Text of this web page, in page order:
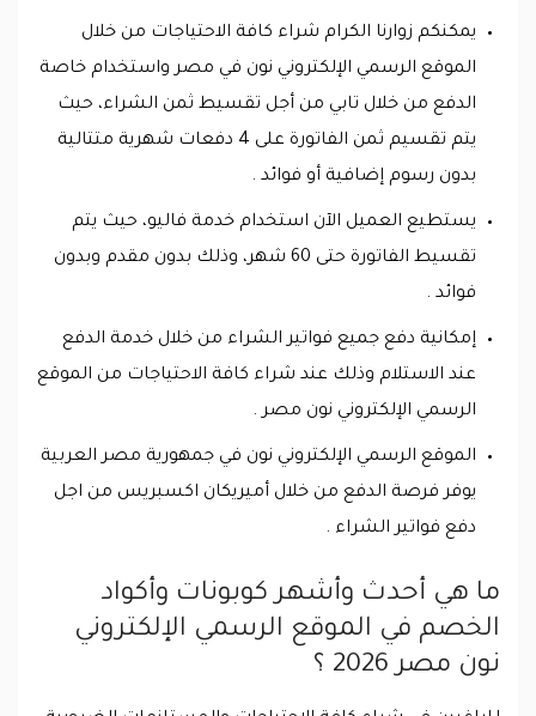
يمكنكم زوارنا الكرام شراء كافة الاحتياجات من خلال
الموقع الرسمي الإلكتروني نون في مصر واستخدام خاصة
الدفع من خلال تابي من أجل تقسيط ثمن الشراء، حيث
يتم تقسيم ثمن الفاتورة على 4 دفعات شهرية متتالية
بدون رسوم إضافية أو فوائد .
يستطيع العميل الآن استخدام خدمة فاليو، حيث يتم
تقسيط الفاتورة حتى 60 شهر، وذلك بدون مقدم وبدون
فوائد .
إمكانية دفع جميع فواتير الشراء من خلال خدمة الدفع
عند الاستلام وذلك عند شراء كافة الاحتياجات من الموقع
الرسمي الإلكتروني نون مصر .
الموقع الرسمي الإلكتروني نون في جمهورية مصر العربية
يوفر فرصة الدفع من خلال أميريكان اكسبريس من اجل
دفع فواتير الشراء .
ما هي أحدث وأشهر كوبونات وأكواد
الخصم في الموقع الرسمي الإلكتروني
نون مصر 2026 ؟